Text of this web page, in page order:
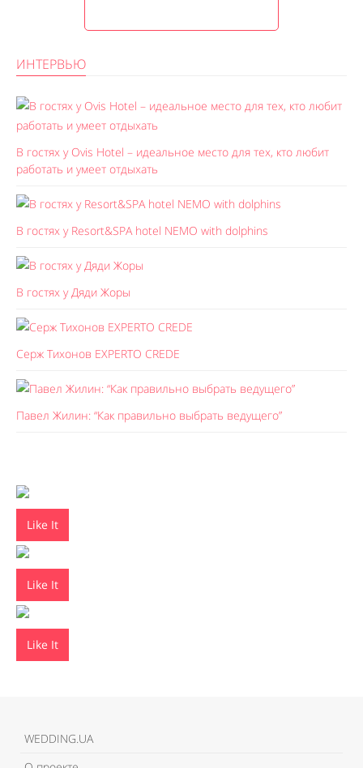
ИНТЕРВЬЮ
В гостях у Ovis Hotel – идеальное место для тех, кто любит
работать и умеет отдыхать
В гостях у Resort&SPA hotel NEMO with dolphins
В гостях у Дяди Жоры
Серж Тихонов EXPERTO CREDE
Павел Жилин: “Как правильно выбрать ведущего”
Like It
Like It
Like It
WEDDING.UA